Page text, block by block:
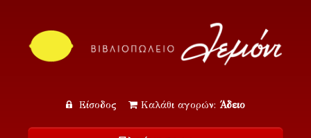
Είσοδος Καλάθι αγορών: Άδειο